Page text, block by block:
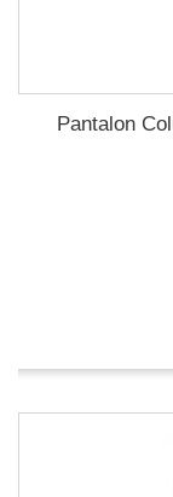
Pantalon